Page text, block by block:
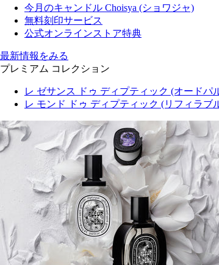
今月のキャンドル Choisya (ショワジャ)
無料刻印サービス
公式オンラインストア特典
最新情報をみる
プレミアム コレクション
レ ゼサンス ドゥ ディプティック (オードパ
レ モンド ドゥ ディプティック (リフィラブ